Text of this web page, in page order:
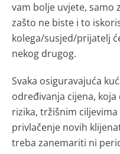
vam bolje uvjete, samo
zašto ne biste i to
kolega/susjed/prijatelj
nekog drugog.
Svaka osiguravajuća
određivanja cijena,
rizika, tržišnim
privlačenje novih
treba zanemariti ni